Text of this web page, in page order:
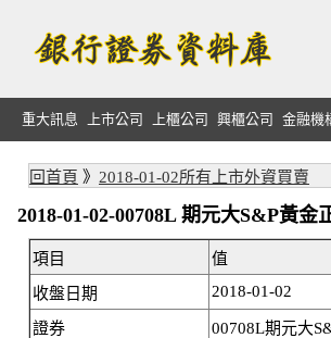
重大訊息 上市公司 上櫃公司 興櫃公司 金融機
回首頁 》 2018-01-02所有上市外資買賣
2018-01-02-00708L 期元大S&P黃
項目
值
收盤日期
2018-01-02
證券
00708L期元大